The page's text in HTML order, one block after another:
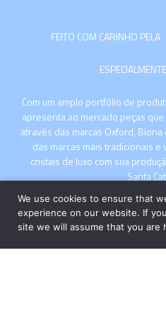
FEITO COM CARINHO PELA
Com um amplo portfólio de
apresenta ao mercado peças
através das marcas Oxford,
das marcas mais tradicionais
cristais de luxo com sua
Santa
We use cookies to ensure that
experience on our website. If
site we will assume that you are